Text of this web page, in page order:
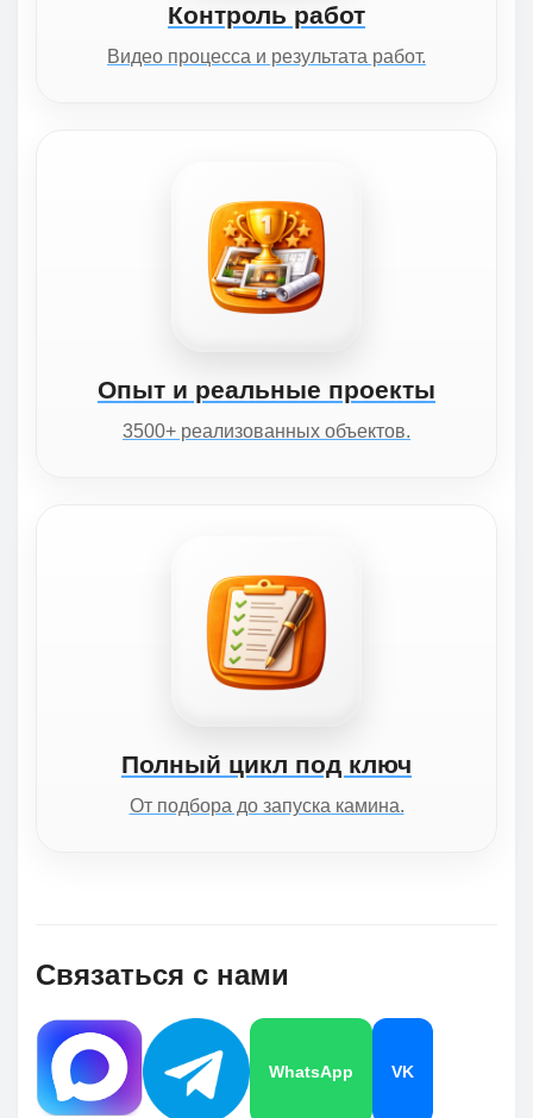
Контроль работ
Видео процесса и результата работ.
Опыт и реальные проекты
3500+ реализованных объектов.
Полный цикл под ключ
От подбора до запуска камина.
Связаться с нами
WhatsApp VK